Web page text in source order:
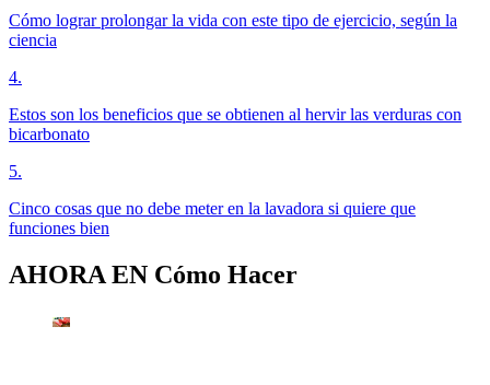
Cómo lograr prolongar la vida con este tipo de ejercicio, según la
ciencia
4.
Estos son los beneficios que se obtienen al hervir las verduras con
bicarbonato
5.
Cinco cosas que no debe meter en la lavadora si quiere que
funciones bien
AHORA EN Cómo Hacer